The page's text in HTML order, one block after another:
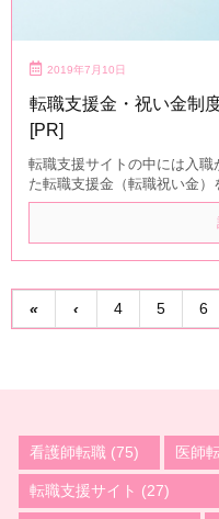
2019年7月10日
転職支援金・祝い金制
[PR]
転職支援サイトの中には入
た転職支援金（転職祝い金
« ‹ 4 5 6
医師
看護師転職 (75)
転職支援サイト (27)